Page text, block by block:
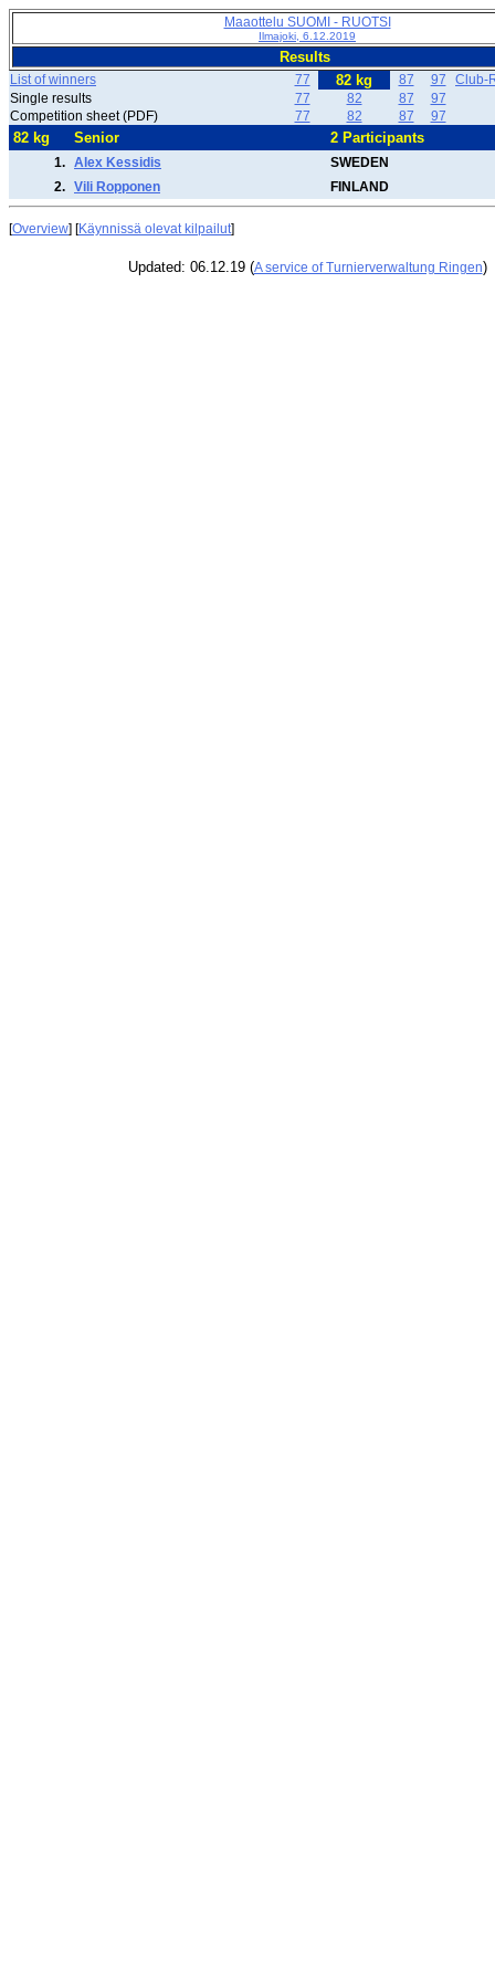
Maaottelu SUOMI - RUOTSI
Ilmajoki, 6.12.2019
Results
List of winners 77 82 kg 87 97
Club-
Single results
77 82 87
97
Competition sheet (PDF)
77 82 87 97
82 kg Senior 2 Participants
1. Alex Kessidis
SWEDEN
2. Vili Ropponen FINLAND
[Overview] [Käynnissä olevat kilpailut]
Updated: 06.12.19 (A service of Turnierverwaltung Ringen)